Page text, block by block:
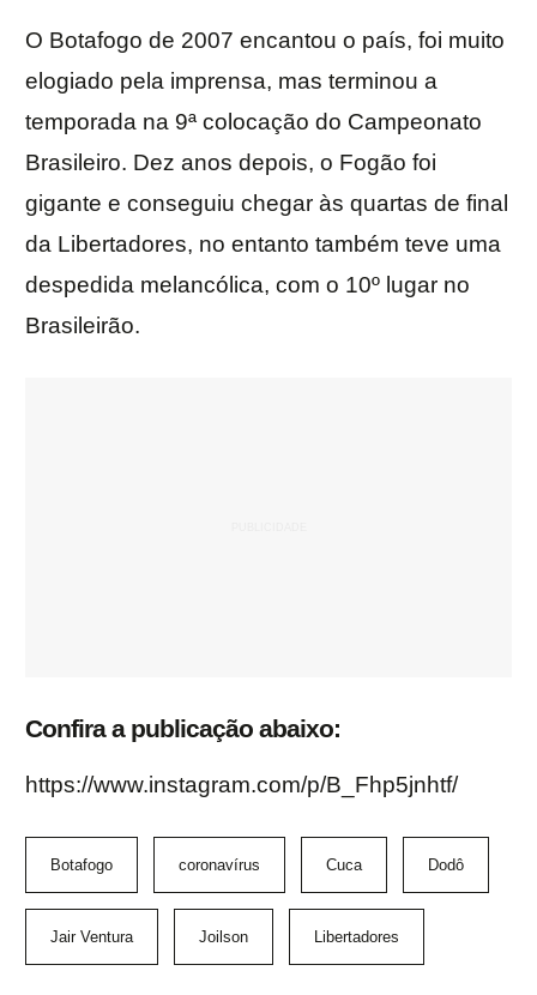
O Botafogo de 2007 encantou o país, foi muito
elogiado pela imprensa, mas terminou a
temporada na 9ª colocação do Campeonato
Brasileiro. Dez anos depois, o Fogão foi
gigante e conseguiu chegar às quartas de final
da Libertadores, no entanto também teve uma
despedida melancólica, com o 10º lugar no
Brasileirão.
Confira a publicação abaixo:
https://www.instagram.com/p/B_Fhp5jnhtf/
Botafogo coronavírus Cuca Dodô
Jair Ventura Joilson Libertadores